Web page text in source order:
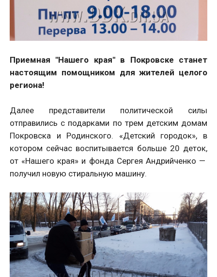
Приемная "Нашего края" в Покровске станет
настоящим помощником для жителей целого
региона!
Далее представители политической силы
отправились с подарками по трем детским домам
Покровска и Родинского. «Детский городок», в
котором сейчас воспитывается больше 20 деток,
от «Нашего края» и фонда Сергея Андрийченко —
получил новую стиральную машину.